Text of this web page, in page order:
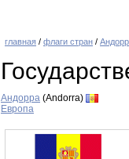
главная / флаги стран /
Андорра (Andorra)
Европа